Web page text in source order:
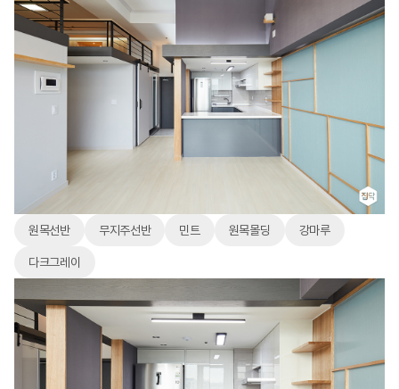
원목선반 무지주선반 민트 원목몰딩 강마루
다크그레이